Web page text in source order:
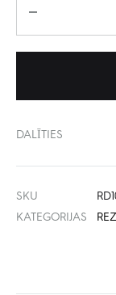
DALĪTIES
SKU
KATEGORIJAS